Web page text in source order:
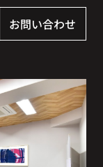
お問い合わせ